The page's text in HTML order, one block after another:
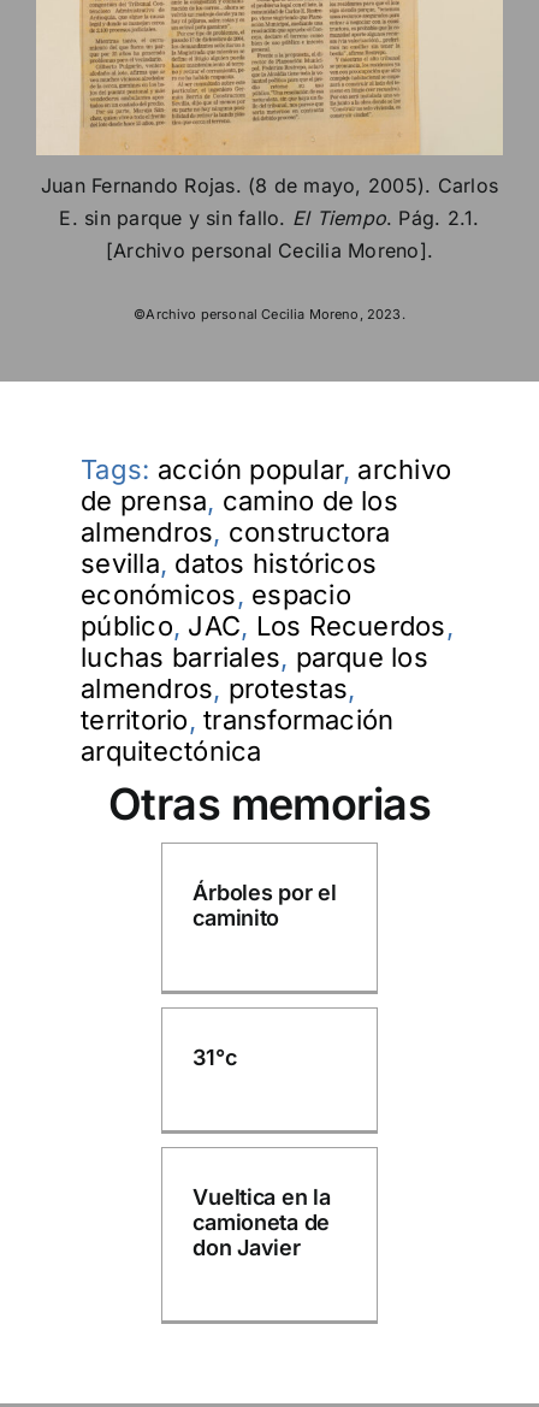
Juan Fernando Rojas. (8 de mayo, 2005). Carlos
E. sin parque y sin fallo. El Tiempo. Pág. 2.1.
[Archivo personal Cecilia Moreno].
©Archivo personal Cecilia Moreno, 2023.
Tags: acción popular, archivo
de prensa, camino de los
almendros, constructora
sevilla, datos históricos
económicos, espacio
público, JAC, Los Recuerdos,
luchas barriales, parque los
almendros, protestas,
territorio,transformación
arquitectónica
Otras memorias
Árboles por el
caminito
31°c
Vueltica en la
camioneta de
don Javier